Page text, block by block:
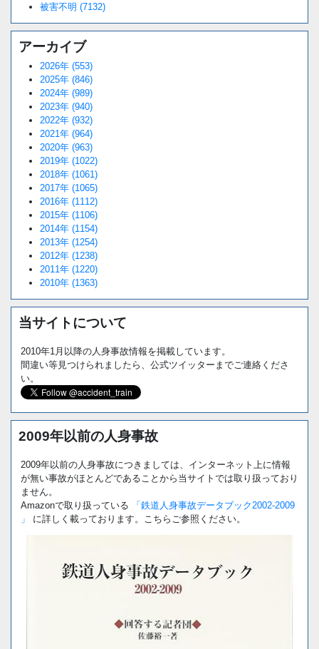
被害不明 (7132)
アーカイブ
2026年 (553)
2025年 (846)
2024年 (989)
2023年 (940)
2022年 (932)
2021年 (964)
2020年 (963)
2019年 (1022)
2018年 (1061)
2017年 (1065)
2016年 (1112)
2015年 (1106)
2014年 (1154)
2013年 (1254)
2012年 (1238)
2011年 (1220)
2010年 (1363)
当サイトについて
2010年1月以降の人身事故情報を掲載しています。
間違い等見つけられましたら、公式ツイッターまでご連絡くださ
い。
2009年以前の人身事故
2009年以前の人身事故につきましては、インターネット上に情報
が無い事故がほとんどであることから当サイトでは取り扱っており
ません。
Amazonで取り扱っている
「鉄道人身事故データブック2002-2009
」
に詳しく載っております。こちらご参照ください。